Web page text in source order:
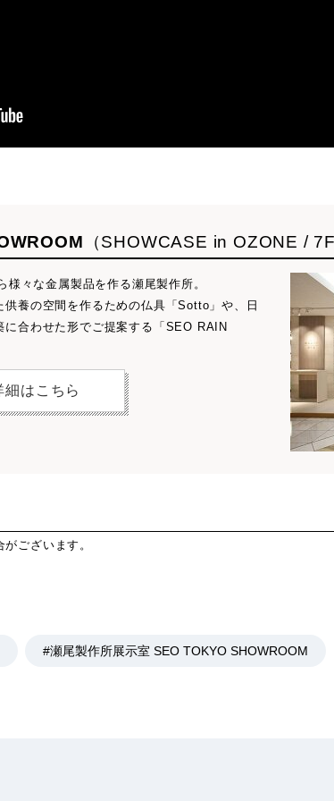
（SHOWCASE in OZONE /
々な金属製品を作る瀬尾製作所。
養の空間を作るための仏具「Sotto」や、日
合わせた形でご提案する「SEO RAIN
細はこちら
ございます。
#瀬尾製作所展示室 SEO TOKYO SHOWROOM